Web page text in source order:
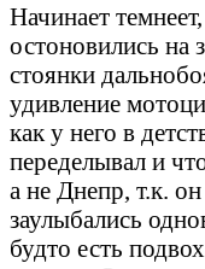
Начинает
остоновились на
стоянки
удивление
как у него в
переделывал и
а не Днепр, т.к.
заулыбались
будто есть